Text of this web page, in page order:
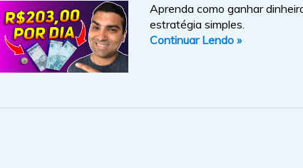
Aprenda como ganhar
estratégia simples.
Continuar Lendo »